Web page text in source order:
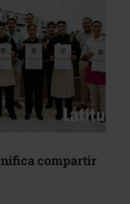
compartir